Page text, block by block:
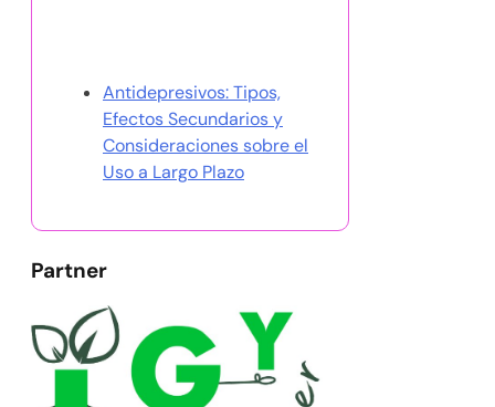
Antidepresivos: Tipos,
Efectos Secundarios y
Consideraciones sobre el
Uso a Largo Plazo
Partner